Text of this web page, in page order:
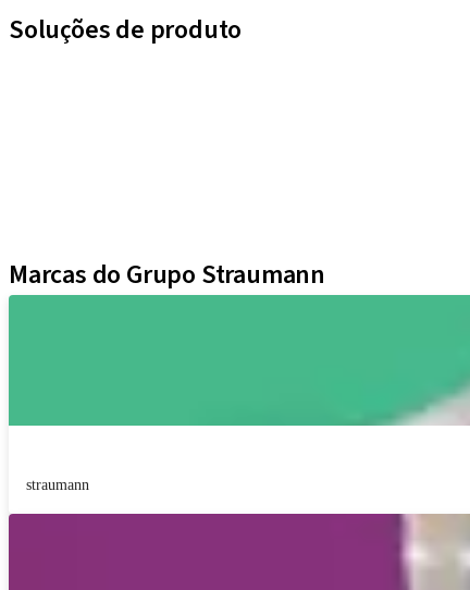
Soluções de produto
Marcas do Grupo Straumann
straumann